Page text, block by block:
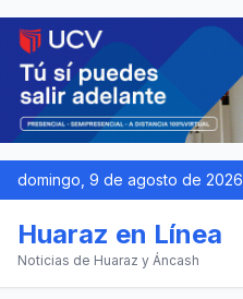
domingo, 9 de agosto de 2026
Huaraz en Línea
Noticias de Huaraz y Áncash